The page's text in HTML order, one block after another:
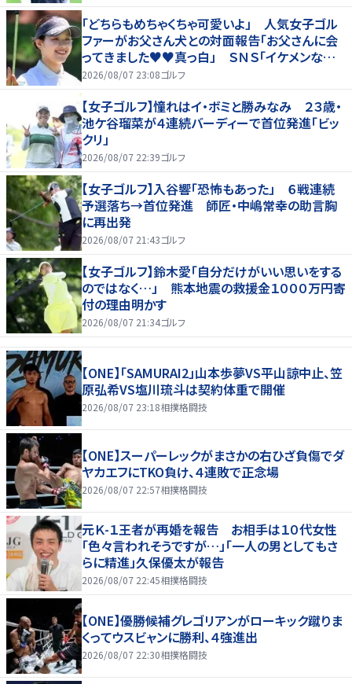
「どちらもめちゃくちゃ可愛いよ」 人気女子ゴル
ファーがお父さん犬との対面報告「お父さんに会
ってきました♥♥真っ白」 ＳＮＳ「イケメンなお
父さん」「白戸家入りするんですか？」
2026/08/07 23:08ゴルフ
【女子ゴルフ】憧れはイ・ボミと勝みなみ ２３歳・
池ケ谷瑠菜が４連続バーディーで首位発進「ビッ
クリ」
2026/08/07 22:39ゴルフ
【女子ゴルフ】入谷響「恐怖もあった」 ６戦連続
予選落ち→首位発進 師匠・中嶋常幸の助言胸
に再出発
2026/08/07 21:43ゴルフ
【女子ゴルフ】鈴木愛「自分だけがいい思いをする
のではなく…」 熊本地震の救援金１０００万円寄
付の理由明かす
2026/08/07 21:34ゴルフ
【ONE】「SAMURAI2」山本歩夢VS平山諒中止、笠
原弘希VS塩川琉斗は契約体重で開催
2026/08/07 23:18相撲格闘技
【ONE】スーパーレックがまさかの右ひざ負傷でダ
ヤカエフにTKO負け、４連敗で正念場
2026/08/07 22:57相撲格闘技
元Ｋ-１王者が再婚を報告 お相手は１０代女性
「色々言われそうですが…」「一人の男としてもさ
らに精進」久保優太が報告
2026/08/07 22:45相撲格闘技
【ONE】優勝候補グレゴリアンがローキック蹴りま
くってウスビャンに勝利、４強進出
2026/08/07 22:30相撲格闘技